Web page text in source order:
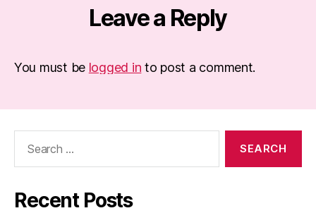
Leave a Reply
You must be logged in to post a comment.
Recent Posts